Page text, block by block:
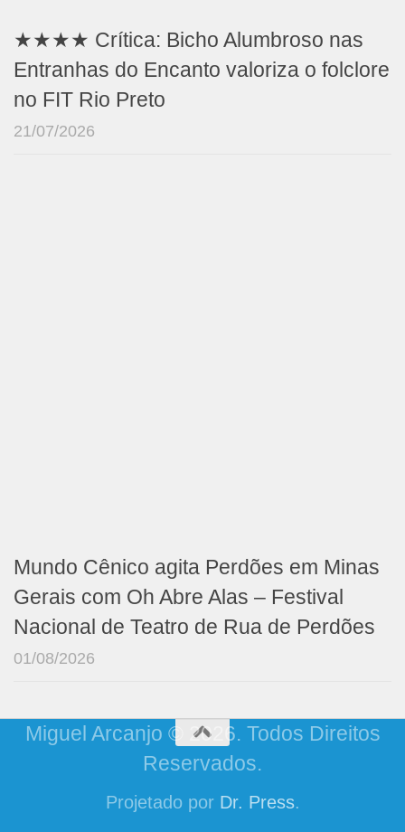
★★★★ Crítica: Bicho Alumbroso nas
Entranhas do Encanto valoriza o folclore
no FIT Rio Preto
21/07/2026
Mundo Cênico agita Perdões em Minas
Gerais com Oh Abre Alas – Festival
Nacional de Teatro de Rua de Perdões
01/08/2026
Miguel Arcanjo © 2026. Todos Direitos
Reservados.
Projetado por Dr. Press.